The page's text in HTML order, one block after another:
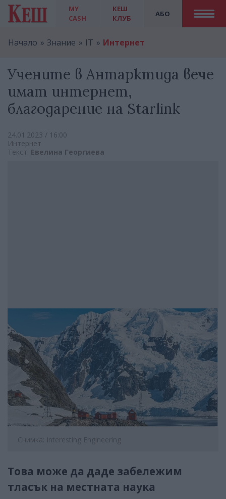
MY
CASH
АБО
КЕШ
КЛУБ
Начало Знание IT Интернет
Учените в Антарктида вече
имат интернет,
благодарение на Starlink
24.01.2023 / 16:00
Интернет
Текст: Евелина Георгиева
Снимка: Interesting Engineering
Това може да даде забележим
тласък на местната наука